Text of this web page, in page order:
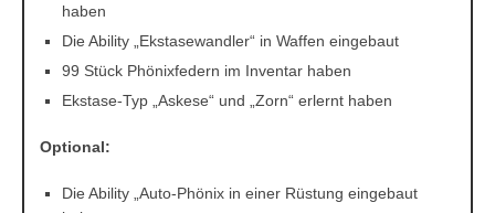
haben
Die Ability „Ekstasewandler“ in Waffen eingebaut
99 Stück Phönixfedern im Inventar haben
Ekstase-Typ „Askese“ und „Zorn“ erlernt haben
Optional:
Die Ability „Auto-Phönix in einer Rüstung eingebaut